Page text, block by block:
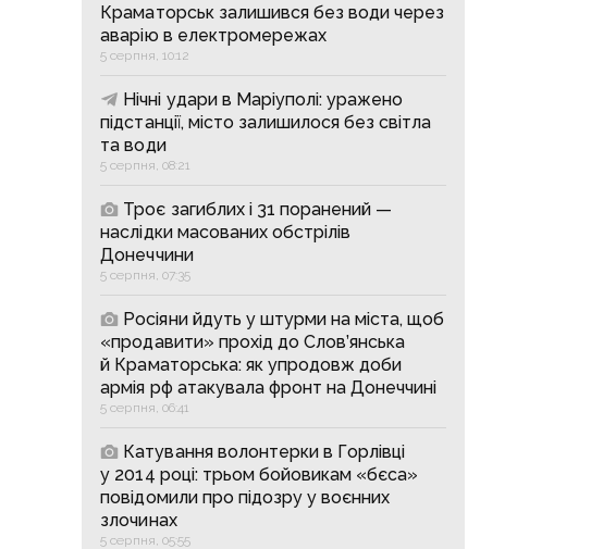
Краматорськ залишився без води через
аварію в електромережах
5 серпня, 10:12
Нічні удари в Маріуполі: уражено
підстанції, місто залишилося без світла
та води
5 серпня, 08:21
Троє загиблих і 31 поранений —
наслідки масованих обстрілів
Донеччини
5 серпня, 07:35
Росіяни йдуть у штурми на міста, щоб
«продавити» прохід до Слов’янська
й Краматорська: як упродовж доби
армія рф атакувала фронт на Донеччині
5 серпня, 06:41
Катування волонтерки в Горлівці
у 2014 році: трьом бойовикам «бєса»
повідомили про підозру у воєнних
злочинах
5 серпня, 05:55